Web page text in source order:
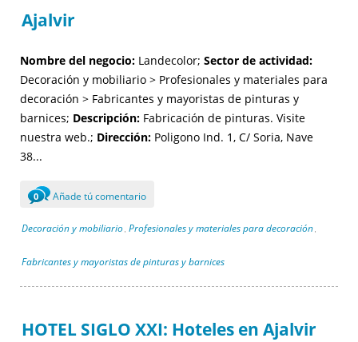
Ajalvir
Nombre del negocio: Landecolor; Sector de actividad:
Decoración y mobiliario > Profesionales y materiales para
decoración > Fabricantes y mayoristas de pinturas y
barnices; Descripción: Fabricación de pinturas. Visite
nuestra web.; Dirección: Poligono Ind. 1, C/ Soria, Nave
38...
0 Añade tú comentario
Decoración y mobiliario , Profesionales y materiales para decoración ,
Fabricantes y mayoristas de pinturas y barnices
HOTEL SIGLO XXI: Hoteles en Ajalvir